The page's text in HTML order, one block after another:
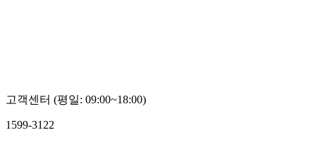
고객센터 (평일: 09:00~18:00)
1599-3122